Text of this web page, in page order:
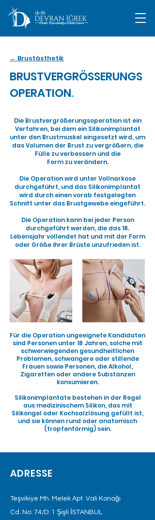
← Brustästhetik
BRUSTVERGRÖSSERUNGS
OPERATION.
Die Brustvergrößerungsoperation ist ein
Verfahren, bei dem ein Silikonimplantat
unter den Brustmuskel eingesetzt wird, um
das Volumen der Brust zu vergrößern, die
Fülle zu verbessern und die
Form zu verändern.
Die Operation wird unter Vollnarkose
durchgeführt, und das Silikonimplantat
wird durch einen vorab festgelegten
Schnitt unter das Brustgewebe eingeführt.
Die Operation kann bei jeder Person
durchgeführt werden, die das 18.
Lebensjahr vollendet hat und mit der Form
oder Größe ihrer Brüste unzufrieden ist.
Für die Operation ungeeignete Kandidaten
sind Personen unter 18 Jahren, solche mit
schwerwiegenden gesundheitlichen
Problemen, schwangere oder stillende
Frauen sowie Personen, die Alkohol,
Zigaretten oder andere Substanzen
konsumieren.
Silikonimplantate bestehen in der Regel
aus medizinischem Silikon, das mit
Silikongel oder Kochsalzlösung gefüllt ist,
und sie können rund oder anatomisch
(tropfenförmig) sein.
ADRESSE
Teşvikiye Mh. Melek Apt. Vali Konağı
Cd. No: 74/D: 1 Şişli İSTANBUL